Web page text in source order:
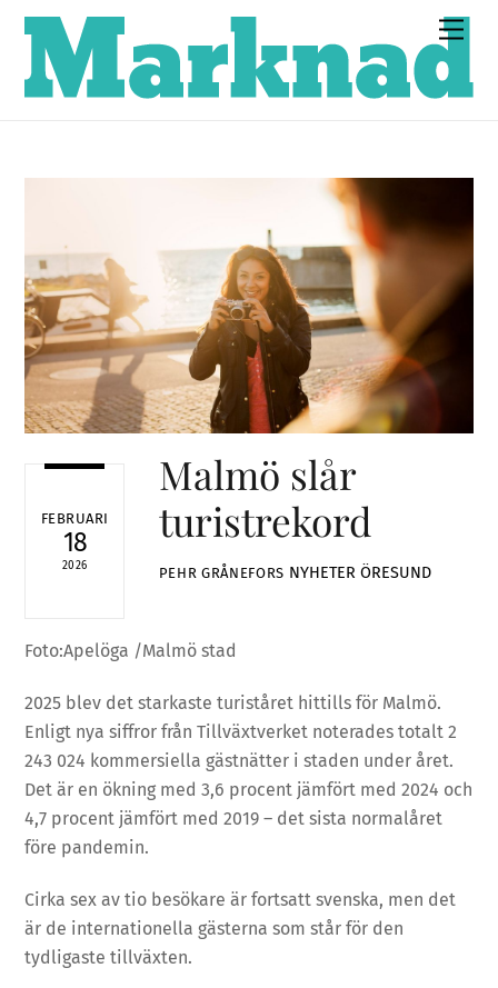
Skip
content
FEBRUARI
18
2026
Malmö slår
turistrekord
PEHR GRÅNEFORS NYHETER ÖRESUND
Foto:Apelöga /Malmö stad
2025 blev det starkaste turiståret hittills för Malmö.
Enligt nya siffror från Tillväxtverket noterades totalt 2
243 024 kommersiella gästnätter i staden under året.
Det är en ökning med 3,6 procent jämfört med 2024 och
4,7 procent jämfört med 2019 – det sista normalåret
före pandemin.
Cirka sex av tio besökare är fortsatt svenska, men det
är de internationella gästerna som står för den
tydligaste tillväxten.